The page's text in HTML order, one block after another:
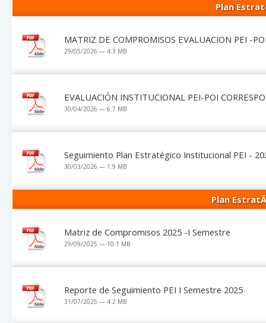
Plan
MATRIZ DE COMPROMISOS EVALUACION PEI -
29/05/2026 — 4.3 MB
EVALUACIÓN INSTITUCIONAL PEI-POI
30/04/2026 — 6.7 MB
Seguimiento Plan Estratégico Institucional PEI -
30/03/2026 — 1.9 MB
Plan
Matriz de Compromisos 2025 -I Semestre
29/09/2025 — 10.1 MB
Reporte de Seguimiento PEI I Semestre 2025
31/07/2025 — 4.2 MB